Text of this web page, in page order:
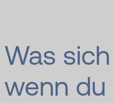
Was
wenn du